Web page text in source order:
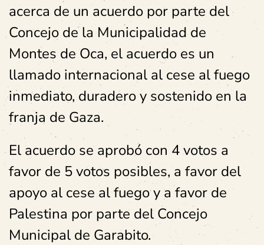
acerca de un acuerdo por parte del
Concejo de la Municipalidad de
Montes de Oca, el acuerdo es un
llamado internacional al cese al fuego
inmediato, duradero y sostenido en la
franja de Gaza.
El acuerdo se aprobó con 4 votos a
favor de 5 votos posibles, a favor del
apoyo al cese al fuego y a favor de
Palestina por parte del Concejo
Municipal de Garabito.